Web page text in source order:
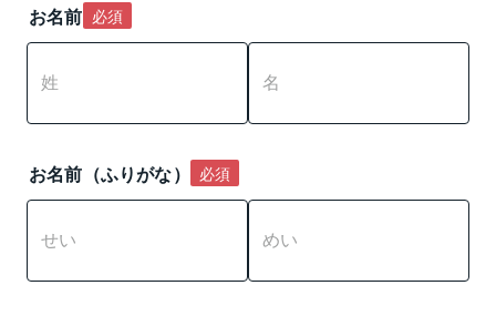
お名前 必須
お名前（ふりがな） 必須